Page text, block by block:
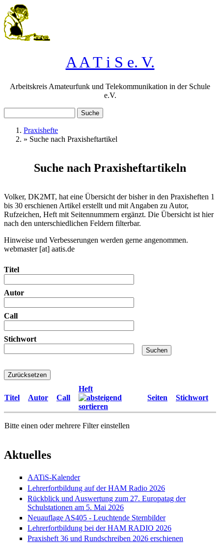
Direkt zum Inhalt
A A T i S e. V.
Arbeitskreis Amateurfunk und Telekommunikation in der Schule
e.V.
Sie sind hier
Praxishefte
» Suche nach Praxisheftartikel
Suche nach Praxisheftartikeln
Volker, DK2MT, hat eine Übersicht der bisher in den Praxisheften 1
bis 30 erschienen Artikel erstellt und mit Angaben zu Autor,
Rufzeichen, Heft mit Seitennummern ergänzt. Die Übersicht ist hier
nach den unterschiedlichen Feldern filterbar.
Hinweise und Verbesserungen werden gerne angenommen.
webmaster[at] aatis.de
Titel
Autor
Call
Stichwort
Titel Autor Call
Heft
Seiten
Stichwort
Bitte einen oder mehrere Filter einstellen
Aktuelles
AATiS-Kalender
Lehrerfortbildung auf der HAM Radio 2026
Rückblick und Auswertung zum 27. Europatag der
Schulstationen am 5. Mai 2026
Neuauflage AS405 - Leuchtende Sternbilder
Lehrerfortbildung bei der HAM RADIO 2026
Praxisheft 36 und Rundschreiben 2026 erschienen